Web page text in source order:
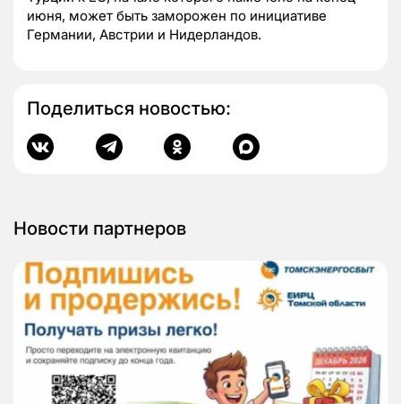
июня, может быть заморожен по инициативе
Германии, Австрии и Нидерландов.
Поделиться новостью:
Новости партнеров